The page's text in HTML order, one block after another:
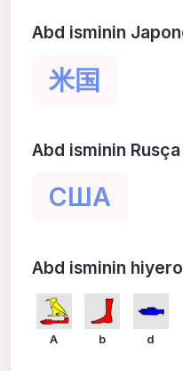
Abd isminin
米国
Abd isminin Rusça
США
Abd isminin
A b d